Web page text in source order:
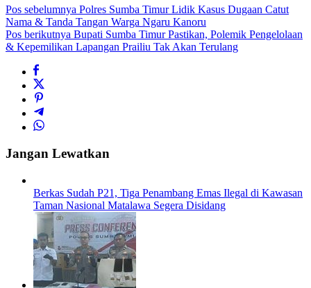
Pos sebelumnya Polres Sumba Timur Lidik Kasus Dugaan Catut
Nama & Tanda Tangan Warga Ngaru Kanoru
Pos berikutnya Bupati Sumba Timur Pastikan, Polemik Pengelolaan
& Kepemilikan Lapangan Prailiu Tak Akan Terulang
Jangan Lewatkan
Berkas Sudah P21, Tiga Penambang Emas Ilegal di Kawasan
Taman Nasional Matalawa Segera Disidang